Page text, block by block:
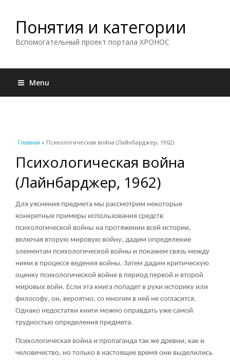
Понятия и категории
Вспомогательный проект портала ХРОНОС
Menu
Вы здесь
Главная » Психологическая война (Лайнбарджер, 1962)
Психологическая война
(Лайнбарджер, 1962)
Для уяснения предмета мы рассмотрим некоторые
конкретные примеры использования средств
психологической войны на протяжении всей истории,
включая вторую мировую войну, дадим определение
элементам психологической войны и покажем связь между
ними в процессе ведения войны. Затем дадим критическую
оценку психологической войне в период первой и второй
мировых войн. Если эта книга попадет в руки историку или
философу, он, вероятно, со многим в ней не согласится.
Однако недостатки книги можно оправдать уже самой
трудностью определения предмета.
Психологическая война и пропаганда так же древни, как и
человечество, но только в настоящее время они выделились